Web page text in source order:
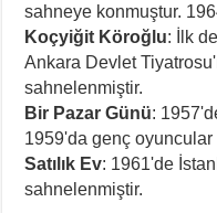
sahneye konmuştur.
Koçyiğit Köroğlu: İlk
Ankara Devlet
sahnelenmiştir.
Bir Pazar Günü:
1959'da genç oyuncular
Satılık Ev: 1961'de
sahnelenmiştir.